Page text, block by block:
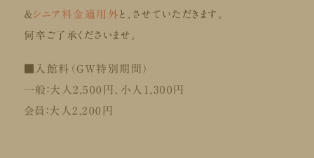
＆ シニア料金適用外 と、させていただきます。
何卒ご了承くださいませ。
■入館料（GW特別期間）
一般：大人2,500円、小人1,300円
会員：大人2,200円